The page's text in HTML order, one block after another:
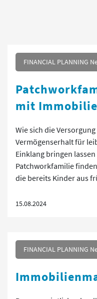
FINANCIAL PLANNING
mit Immobilie
Wie sich die
Vermögenserhalt für
Einklang bringen
Patchworkfamilie
die bereits Kinder aus
15.08.2024
FINANCIAL PLANNING